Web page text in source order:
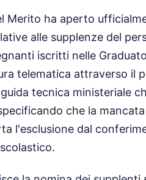
Merito ha aperto
alle supplenze del
iscritti nelle
telematica attraverso il
tecnica ministeriale
che la
l'esclusione dal